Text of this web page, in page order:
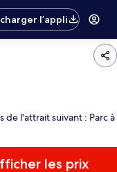
l’appli
de l'attrait suivant : Parc à
les prix